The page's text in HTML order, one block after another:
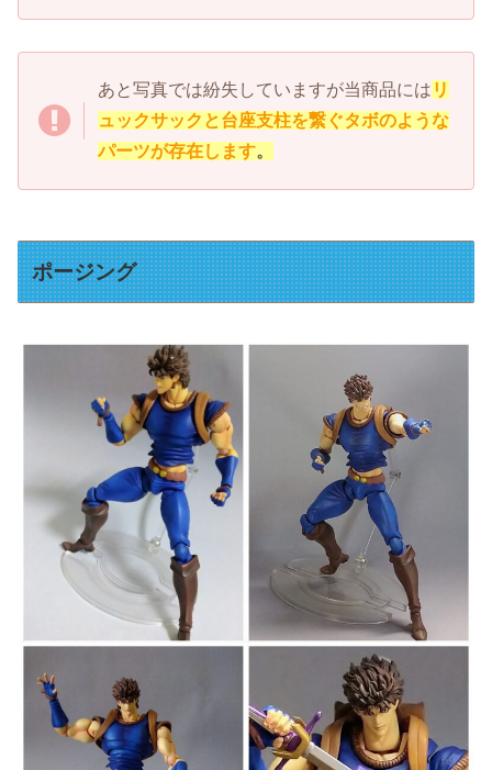
あと写真では紛失していますが当商品には リ
ュックサックと台座支柱を繋ぐタボのような
パーツが存在します。
ポージング